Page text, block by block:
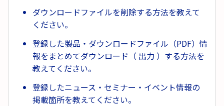
ダウンロードファイルを削除する方法を教えて
ください。
登録した製品・ダウンロードファイル（PDF）情
報をまとめてダウンロード（ 出力 ）する方法を
教えてください。
登録したニュース・セミナー・イベント情報の
掲載箇所を教えてください。